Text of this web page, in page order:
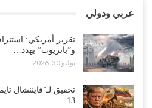
أغسطس 2, 2026
“تعز“| غضب شعبي يشلّ الخط الساحلي
الاستراتيجية بالانفجار من الداخل..!
أغسطس 2, 2026
“حضرموت“| الانتقالي يناقش تشكيل لجان
عربي ودولي
تقرير أمريكي:
و”باتريوت” يهدد…
يوليو 30, 2026
تحقيق لـ”فايننشال
13…